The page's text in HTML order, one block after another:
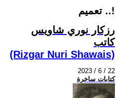
تعميم ..!
رزكار نوري شاويس
كاتب
(Rizgar Nuri Shawais)
2023 / 6 / 22
كتابات ساخرة